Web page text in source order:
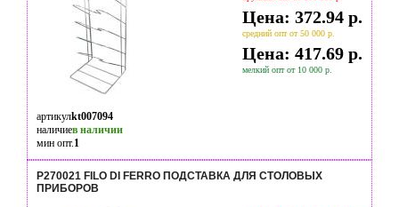
Цена: 372.94 р.
средний опт от 50 000 р.
Цена: 417.69 р.
мелкий опт от 10 000 р.
артикулkt007094
наличиев наличии
мин опт.1
P270021 FILO DI FERRO ПОДСТАВКА ДЛЯ СТОЛОВЫХ
ПРИБОРОВ